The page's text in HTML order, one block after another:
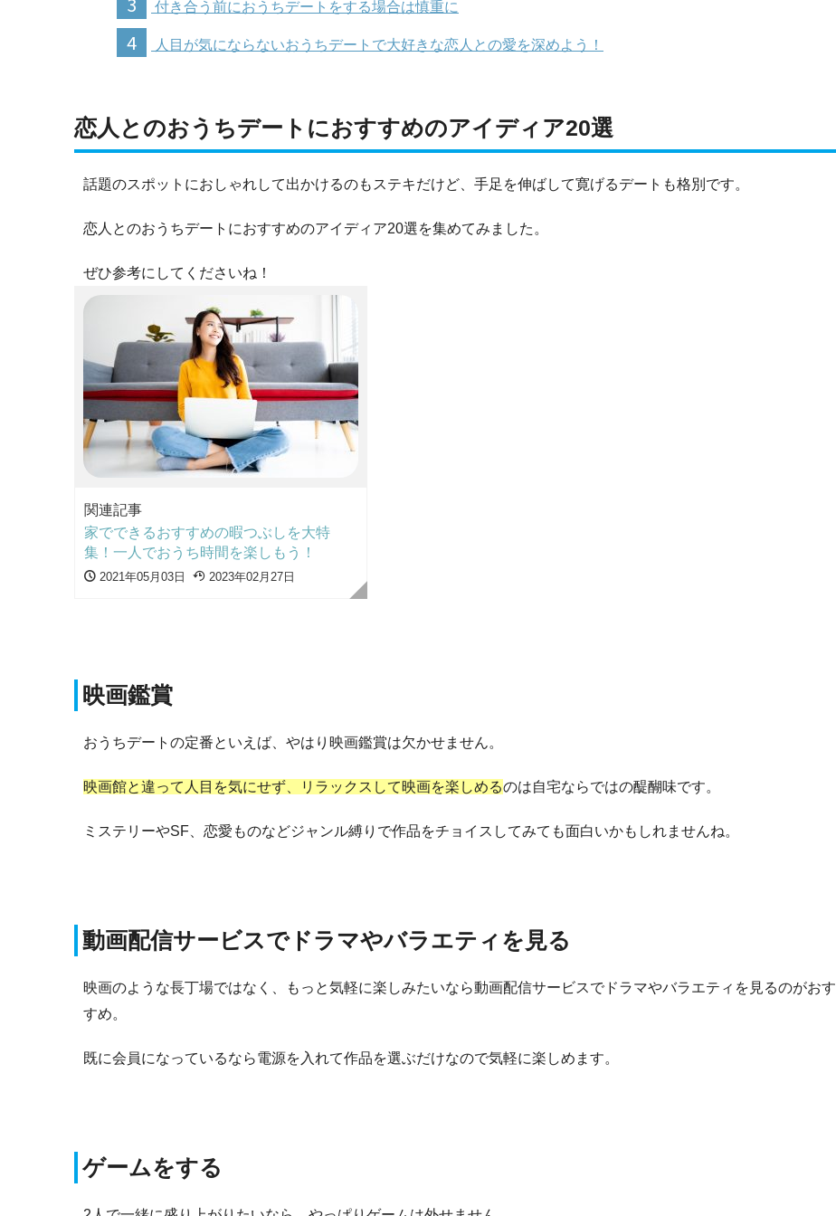
付き合う前におうちデートをする場合は慎重に
4 人目が気にならないおうちデートで大好きな恋人との愛を深めよう！
恋人とのおうちデートにおすすめのアイディア20選
話題のスポットにおしゃれして出かけるのもステキだけど、手足を伸ばして寛げるデートも格別です。
恋人とのおうちデートにおすすめのアイディア20選を集めてみました。
ぜひ参考にしてくださいね！
関連記事
家でできるおすすめの暇つぶしを大特
集！一人でおうち時間を楽しもう！
2021年05月03日 2023年02月27日
映画鑑賞
おうちデートの定番といえば、やはり映画鑑賞は欠かせません。
映画館と違って人目を気にせず、リラックスして映画を楽しめるのは自宅ならではの醍醐味です。
ミステリーやSF、恋愛ものなどジャンル縛りで作品をチョイスしてみても面白いかもしれませんね。
動画配信サービスでドラマやバラエティを見る
映画のような長丁場ではなく、もっと気軽に楽しみたいなら動画配信サービスでドラマやバラエティを見るのがおす
すめ。
既に会員になっているなら電源を入れて作品を選ぶだけなので気軽に楽しめます。
ゲームをする